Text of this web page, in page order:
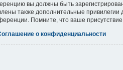
вы должны быть
также дополнительные
Помните, что ваше
о конфиденциальности